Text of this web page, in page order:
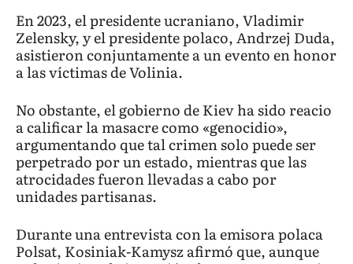
En 2023, el presidente ucraniano, Vladimir
Zelensky, y el presidente polaco, Andrzej Duda,
asistieron conjuntamente a un evento en honor
a las víctimas de Volinia.
No obstante, el gobierno de Kiev ha sido reacio
a calificar la masacre como «genocidio»,
argumentando que tal crimen solo puede ser
perpetrado por un estado, mientras que las
atrocidades fueron llevadas a cabo por
unidades partisanas.
Durante una entrevista con la emisora polaca
Polsat, Kosiniak-Kamysz afirmó que, aunque